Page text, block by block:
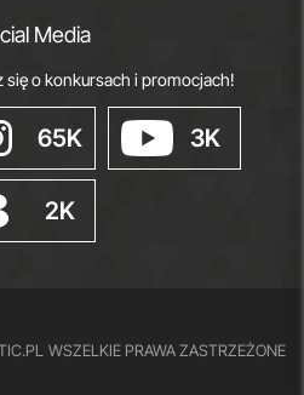
Media
się o konkursach i promocjach!
65K 3K
2K
WSZELKIE PRAWA ZASTRZEŻONE